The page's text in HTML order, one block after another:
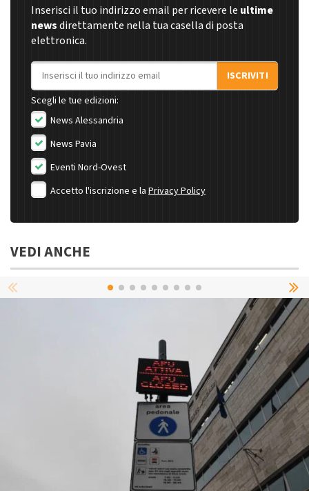
Inserisci il tuo indirizzo email per ricevere le ultime
newsdirettamente nella tua casella di posta
elettronica.
Indirizzo email
ISCRIVITI
Scegli le tue edizioni:
News Alessandria
News Pavia
Eventi Nord-Ovest
Accetto l'iscrizione e la Privacy Policy
VEDI ANCHE